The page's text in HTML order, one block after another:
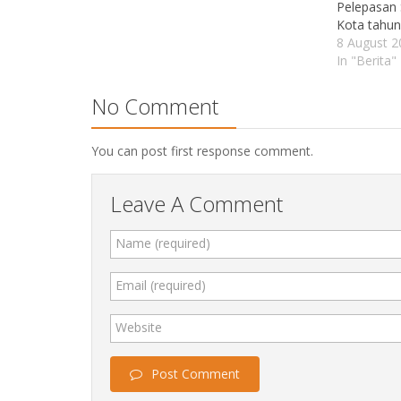
Pelepasan
Kota
8 August
In "Berita"
No Comment
You can post first response comment.
Leave A Comment
Name (required)
Email (required)
Website
Post Comment